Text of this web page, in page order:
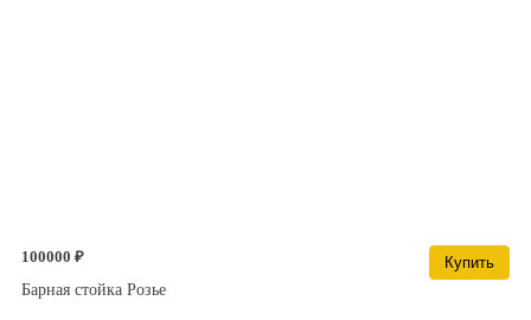
100000 ₽
Купить
Барная стойка Розье